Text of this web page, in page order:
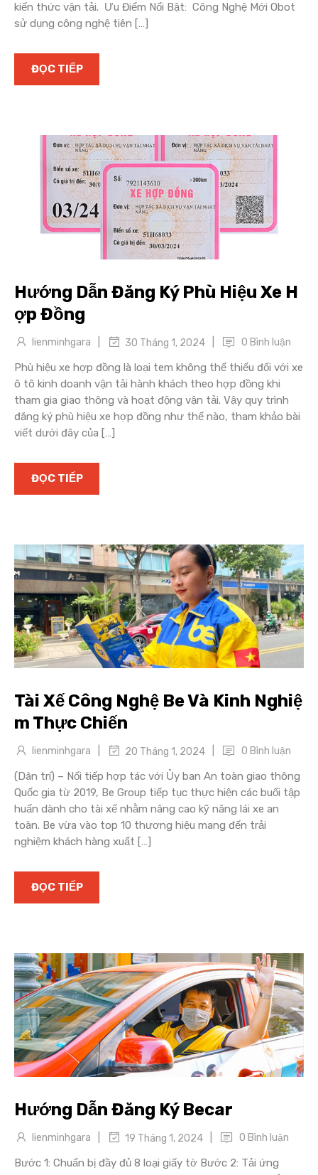
kiến thức vận tải. Ưu Điểm Nổi Bật: Công Nghệ Mới Obot
sử dụng công nghệ tiên […]
ĐỌC TIẾP
Hướng Dẫn Đăng Ký Phù Hiệu Xe H
ợp Đồng
lienminhgara 30 Tháng 1, 2024 0 Bình luận
Phù hiệu xe hợp đồng là loại tem không thể thiếu đối với xe
ô tô kinh doanh vận tải hành khách theo hợp đồng khi
tham gia giao thông và hoạt động vận tải. Vậy quy trình
đăng ký phù hiệu xe hợp đồng như thế nào, tham khảo bài
viết dưới đây của […]
ĐỌC TIẾP
Tài Xế Công Nghệ Be Và Kinh Nghiệ
m Thực Chiến
lienminhgara 20 Tháng 1, 2024 0 Bình luận
(Dân trí) – Nối tiếp hợp tác với Ủy ban An toàn giao thông
Quốc gia từ 2019, Be Group tiếp tục thực hiện các buổi tập
huấn dành cho tài xế nhằm nâng cao kỹ năng lái xe an
toàn. Be vừa vào top 10 thương hiệu mang đến trải
nghiệm khách hàng xuất […]
ĐỌC TIẾP
Hướng Dẫn Đăng Ký Becar
lienminhgara 19 Tháng 1, 2024 0 Bình luận
Bước 1: Chuẩn bị đầy đủ 8 loại giấy tờ Bước 2: Tải ứng